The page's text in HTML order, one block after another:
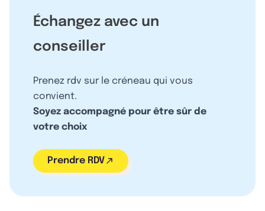
Échangez avec un
conseiller
Prenez rdv sur le créneau qui vous
convient.
Soyez accompagné pour être sûr de
votre choix
Prendre RDV